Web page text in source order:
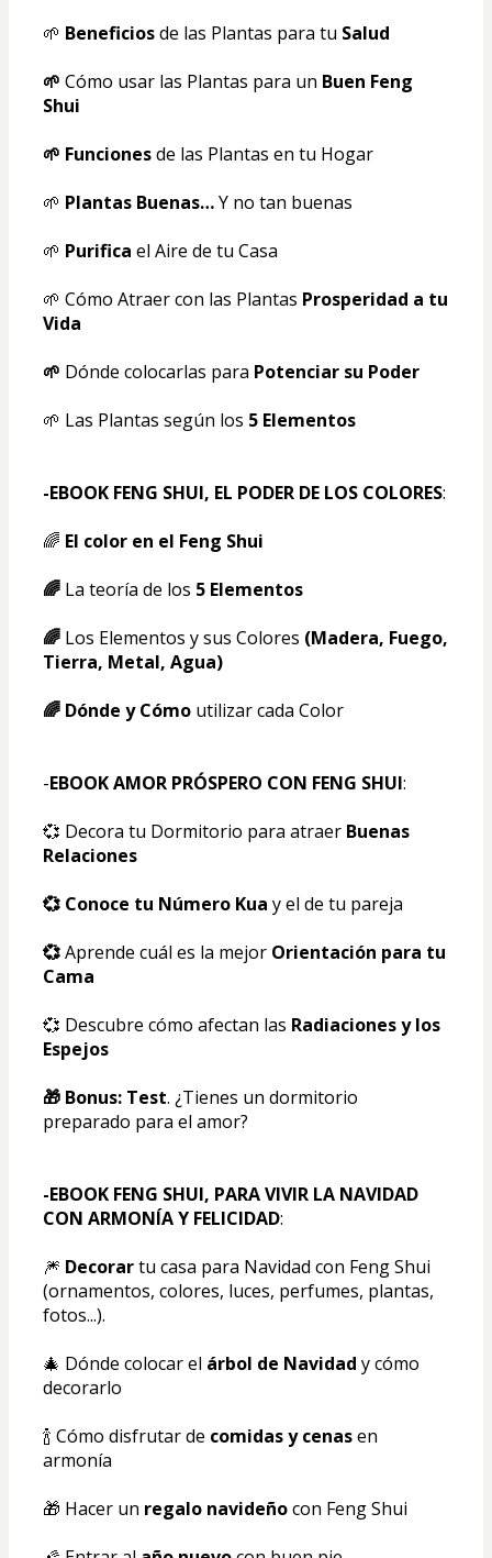
🌱 Beneficios de las Plantas para tu Salud
🌱 Cómo usar las Plantas para un Buen Feng
Shui
🌱 Funciones de las Plantas en tu Hogar
🌱 Plantas Buenas… Y no tan buenas
🌱 Purifica el Aire de tu Casa
🌱 Cómo Atraer con las Plantas Prosperidad a tu
Vida
🌱 Dónde colocarlas para Potenciar su Poder
🌱 Las Plantas según los 5 Elementos
-EBOOK FENG SHUI, EL PODER DE LOS COLORES:
🌈 El color en el Feng Shui
🌈 La teoría de los 5 Elementos
🌈 Los Elementos y sus Colores (Madera, Fuego,
Tierra, Metal, Agua)
🌈 Dónde y Cómo utilizar cada Color
-EBOOK AMOR PRÓSPERO CON FENG SHUI:
💞 Decora tu Dormitorio para atraer Buenas
Relaciones
💞 Conoce tu Número Kua y el de tu pareja
💞 Aprende cuál es la mejor Orientación para tu
Cama
💞 Descubre cómo afectan las Radiaciones y los
Espejos
🎁 Bonus: Test. ¿Tienes un dormitorio
preparado para el amor?
-EBOOK FENG SHUI, PARA VIVIR LA NAVIDAD
CON ARMONÍA Y FELICIDAD:
🎆 Decorar tu casa para Navidad con Feng Shui
(ornamentos, colores, luces, perfumes, plantas,
fotos...).
🎄 Dónde colocar el árbol de Navidad y cómo
decorarlo
🍾 Cómo disfrutar de comidas y cenas en
armonía
🎁 Hacer un regalo navideño con Feng Shui